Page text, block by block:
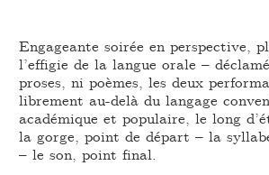
Engageante soirée en perspective,
l’effigie de la langue orale –
proses, ni poèmes, les deux
librement au-delà du langage
académique et populaire, le long
la gorge, point de départ – la
– le son, point final.